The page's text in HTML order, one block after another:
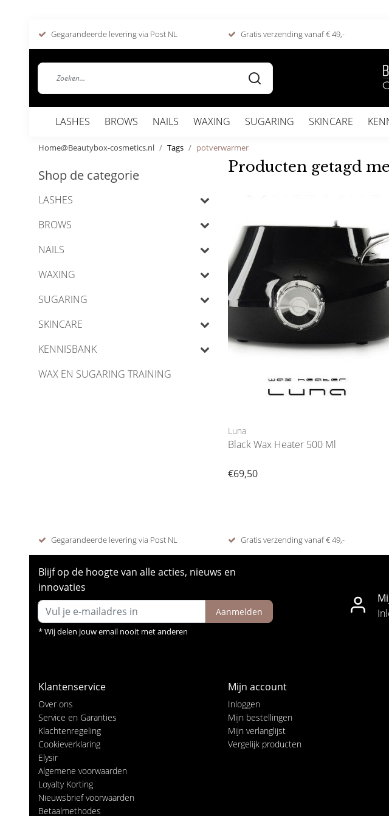
Gegarandeerde levering via Post NL Gratis verzending vanaf € 49,-
LASHES BROWS NAILS WAXING SUGARING SKINCARE
Home@Beautybox-cosmetics.nl Tags potverwarmer
Shop de categorie
LASHES
BROWS
NAILS
WAXING
SUGARING
SKINCARE
KENNISBANK
WAX EN SUGARING TRAINING
Producten getagd
Luna
Black Wax Heater 500 Ml
€69,50
Gegarandeerde levering via Post NL Gratis verzending vanaf € 49,-
Blijf op de hoogte van alle acties, nieuws en
innovaties
Aanmelden
* Wij delen jouw email nooit met anderen
Klantenservice
Over ons
Service en Garanties
Klachtenregeling
Cookieverklaring
Elysir
Algemene voorwaarden
Loyalty Korting
Nieuwsbrief voorwaarden
Betaalmethodes
Mijn account
Inloggen
Mijn bestellingen
Mijn verlanglijst
Vergelijk producten